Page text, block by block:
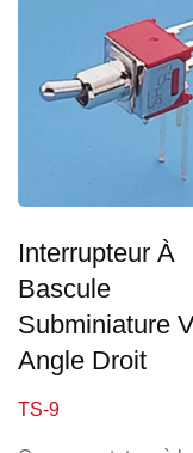
Interrupteur À
Bascule
Subminiature
Angle Droit
TS-9